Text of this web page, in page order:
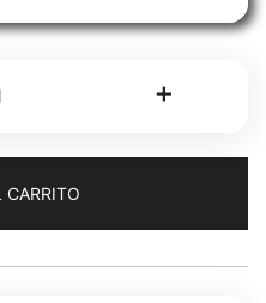
+
CARRITO